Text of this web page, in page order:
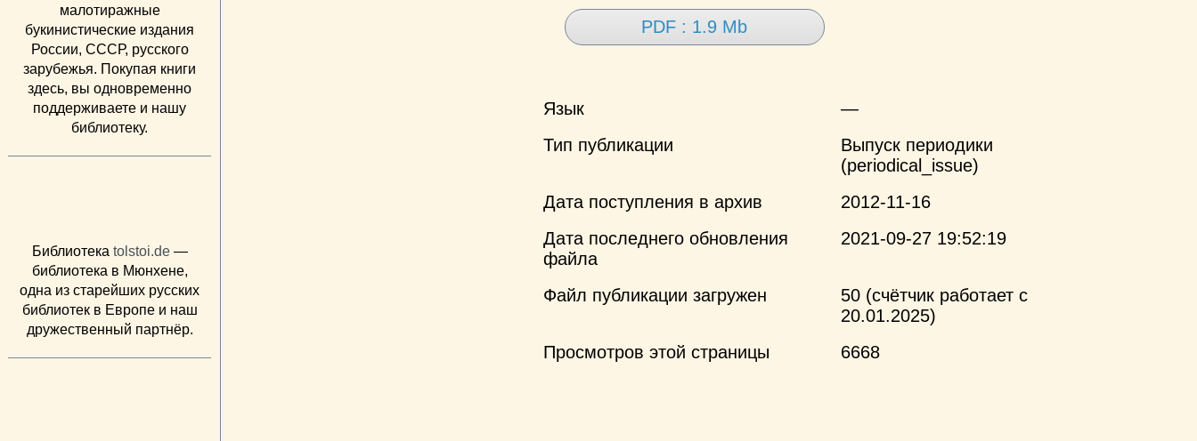
малотиражные
букинистические издания
России, СССР, русского
зарубежья. Покупая книги
здесь, вы одновременно
поддерживаете и нашу
библиотеку.
Библиотека tolstoi.de—
библиотека в Мюнхене,
одна из старейших русских
библиотек в Европе и наш
дружественный партнёр.
PDF : 1.9 Mb
Язык
—
Тип публикации
Выпуск периодики
(periodical_issue)
Дата поступления в архив
2012-11-16
Дата последнего обновления
файла
2021-09-27 19:52:19
Файл публикации загружен
50 (счётчик работает с
20.01.2025)
Просмотров этой страницы
6668